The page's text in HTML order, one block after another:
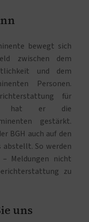
bewegt sich
zwischen dem
und dem
Personen.
für
hat er die
gestärkt.
BGH auch auf den
So werden
– Meldungen nicht
zu
uns